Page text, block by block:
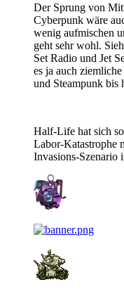
Der Sprung von
Cyberpunk wäre
wenig aufmischen
geht sehr wohl.
Set Radio und Jet
es ja auch
und Steampunk bis
Half-Life hat sich
Labor-Katastrophe
Invasions-Szenario